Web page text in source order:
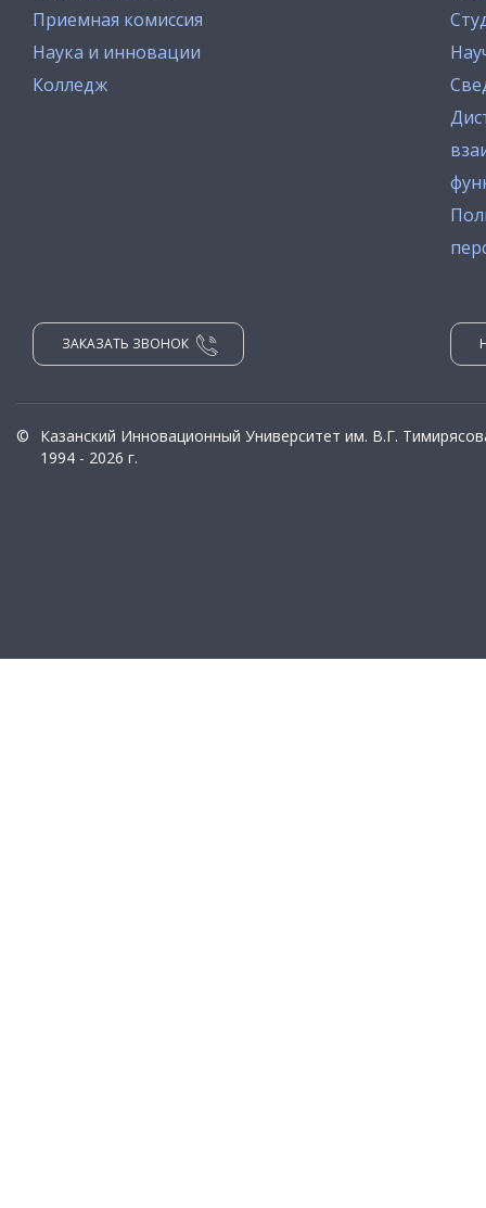
Приемная комиссия
Наука и инновации
Колледж
ЗАКАЗАТЬ ЗВОНОК
©
Казанский Инновационный Университет им. В.Г.
1994 - 2026 г.